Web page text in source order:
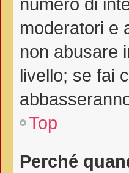
moderatori e
non abusare
livello; se fai
Top
Perché